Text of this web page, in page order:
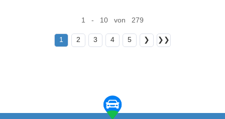
1 - 10 von 279
1 2 3 4 5 ❯ ❯❯